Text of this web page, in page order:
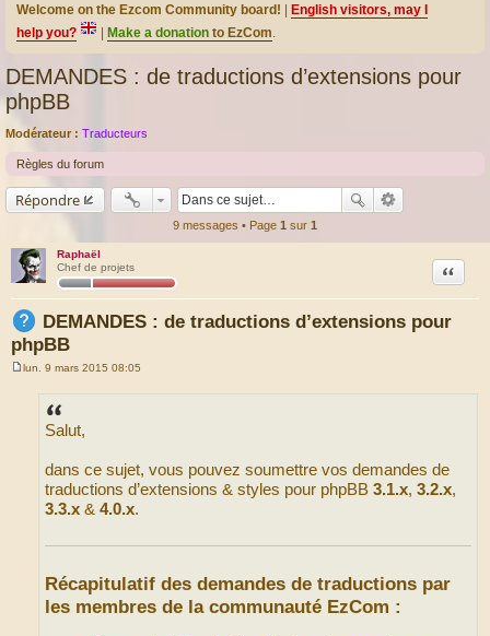
Welcome on the Ezcom Community board!
English visitors, may I
help you?
Make a donation to EzCom.
DEMANDES : de traductions d’extensions pour
phpBB
Modérateur : Traducteurs
Règles du forum
Répondre
9 messages • Page 1 sur 1
Raphaël
Chef de projets
DEMANDES : de traductions d’extensions pour
phpBB
Citation
lun. 9 mars 2015 08:05
Salut,
dans ce sujet, vous pouvez soumettre vos demandes de
traductions d’extensions & styles pour phpBB 3.1.x, 3.2.x,
3.3.x & 4.0.x.
Récapitulatif des demandes de traductions par
les membres de la communauté EzCom :